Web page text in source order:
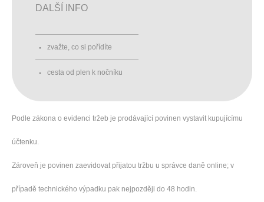
DALŠÍ INFO
zvažte, co si pořídíte
cesta od plen k nočníku
Podle zákona o evidenci tržeb je prodávající povinen vystavit kupujícímu
účtenku.
Zároveň je povinen zaevidovat přijatou tržbu u správce daně online; v
případě technického výpadku pak nejpozději do 48 hodin.